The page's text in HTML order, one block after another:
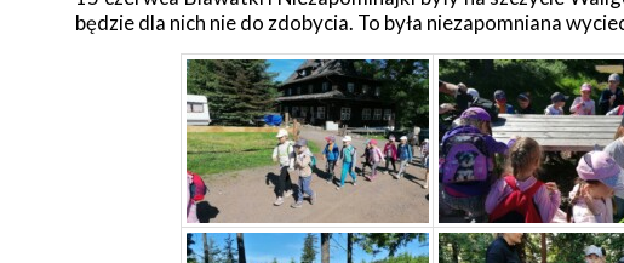
będzie dla nich nie do zdobycia. To była niezapomniana